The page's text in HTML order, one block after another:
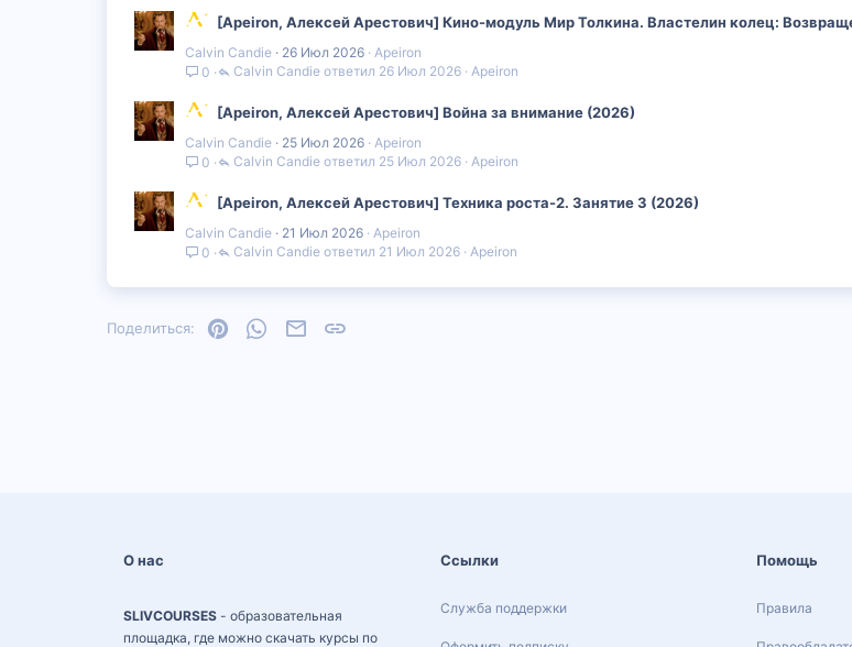
[Apeiron, Алексей Арестович] Кино-модуль Мир Толкина. Властелин колец:
Calvin Candie 26 Июл 2026 Apeiron
0
Apeiron
26 Июл 2026
Calvin Candie
[Apeiron, Алексей Арестович] Война за внимание (2026)
Calvin Candie 25 Июл 2026 Apeiron
0
Apeiron
25 Июл 2026
Calvin Candie
[Apeiron, Алексей Арестович] Техника роста-2. Занятие 3 (2026)
Calvin Candie 21 Июл 2026 Apeiron
0
Apeiron
21 Июл 2026
Calvin Candie
Поделиться: PinterestWhatsAppЭлектронная почта
О нас
SLIVCOURSES - образовательная
площадка, где можно скачать курсы по
Ссылки
Служба поддержки
Помощь
Правила